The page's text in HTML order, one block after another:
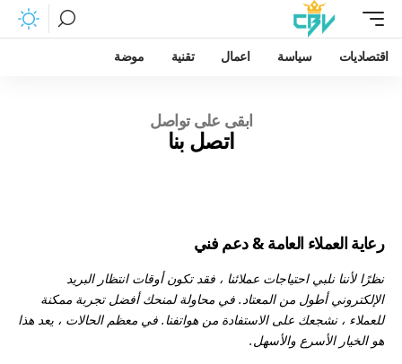
اقتصاديات سياسة اعمال تقنية موضة
ابقى على تواصل
اتصل بنا
رعاية العملاء العامة & دعم فني
نظرًا لأننا نلبي احتياجات عملائنا ، فقد تكون أوقات انتظار البريد
الإلكتروني أطول من المعتاد. في محاولة لمنحك أفضل تجربة ممكنة
للعملاء ، نشجعك على الاستفادة من هواتفنا. في معظم الحالات ، يعد هذا
هو الخيار الأسرع والأسهل.